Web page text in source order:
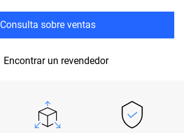
Consulta sobre ventas
Encontrar un revendedor